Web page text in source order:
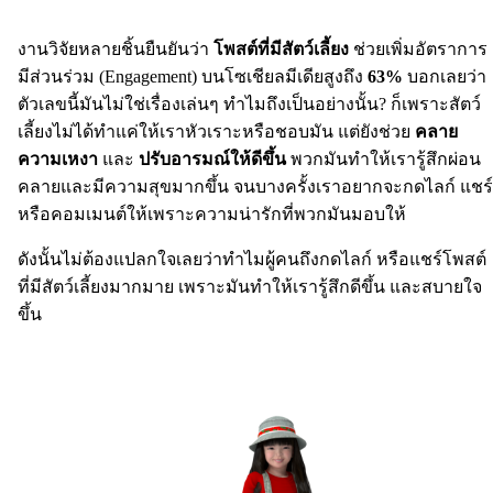
งานวิจัยหลายชิ้นยืนยันว่า โพสต์ที่มีสัตว์เลี้ยง ช่วยเพิ่มอัตราการ
มีส่วนร่วม (Engagement) บนโซเชียลมีเดียสูงถึง 63% บอกเลยว่า
ตัวเลขนี้มันไม่ใช่เรื่องเล่นๆ ทำไมถึงเป็นอย่างนั้น? ก็เพราะสัตว์
เลี้ยงไม่ได้ทำแค่ให้เราหัวเราะหรือชอบมัน แต่ยังช่วย คลาย
ความเหงา และ ปรับอารมณ์ให้ดีขึ้นพวกมันทำให้เรารู้สึกผ่อน
คลายและมีความสุขมากขึ้น จนบางครั้งเราอยากจะกดไลก์ แชร์
หรือคอมเมนต์ให้เพราะความน่ารักที่พวกมันมอบให้
ดังนั้นไม่ต้องแปลกใจเลยว่าทำไมผู้คนถึงกดไลก์ หรือแชร์โพสต์
ที่มีสัตว์เลี้ยงมากมาย เพราะมันทำให้เรารู้สึกดีขึ้น และสบายใจ
ขึ้น